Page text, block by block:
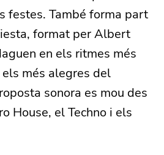
festes. També forma part
format per Albert
en els ritmes més
més alegres del
sonora es mou des
House, el Techno i els